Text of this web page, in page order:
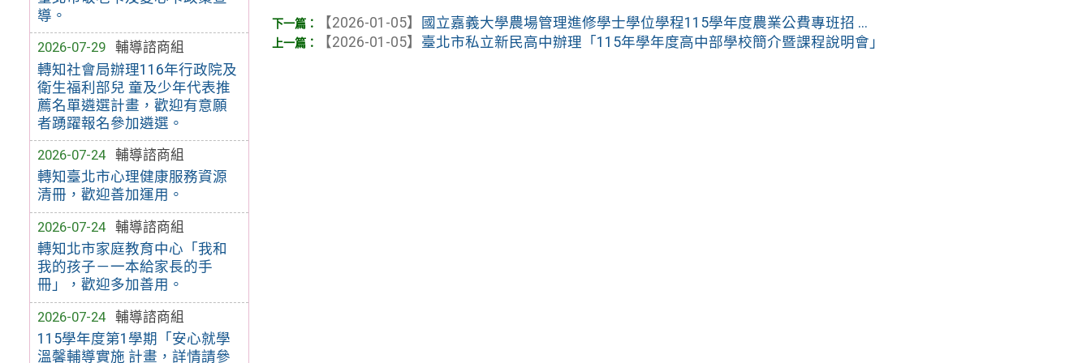
導。
2026-07-29
輔導諮商組
轉知社會局辦理116年行政院及
衛生福利部兒 童及少年代表推
薦名單遴選計畫，歡迎有意願
者踴躍報名參加遴選。
2026-07-24
輔導諮商組
轉知臺北市心理健康服務資源
清冊，歡迎善加運用。
2026-07-24
輔導諮商組
轉知北市家庭教育中心「我和
我的孩子－一本給家長的手
冊」，歡迎多加善用。
2026-07-24
輔導諮商組
115學年度第1學期「安心就學
溫馨輔導實施 計畫，詳情請參
【2026-01-05】 國立嘉義大學農場管理進修學士學位學程115學年度農業公費專班招 ...
【2026-01-05】 臺北市私立新民高中辦理「115年學年度高中部學校簡介暨課程說明會」